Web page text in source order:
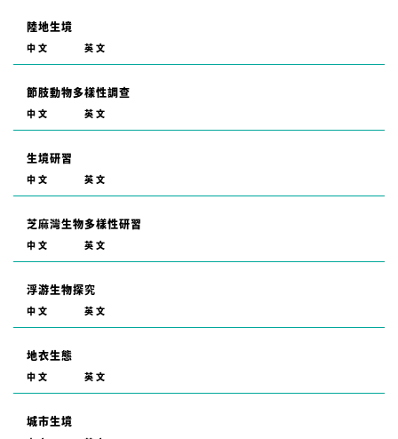
陸地生境
中文 英文
節肢動物多樣性調查
中文 英文
生境研習
中文 英文
芝麻灣生物多樣性研習
中文 英文
浮游生物探究
中文 英文
地衣生態
中文 英文
城市生境